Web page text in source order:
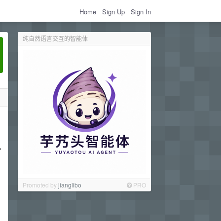
Home Sign Up Sign In
纯自然语言交互的智能体
Promoted byjianglibo PRO